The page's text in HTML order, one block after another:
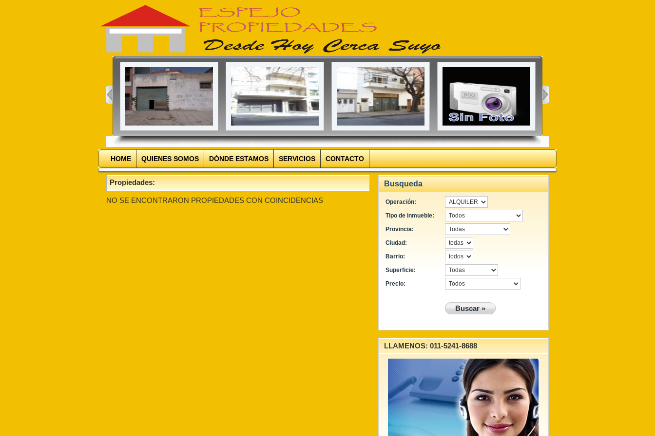
HOME QUIENES SOMOS DÓNDE ESTAMOS SERVICIOS CONTACTO
Propiedades:
NO SE ENCONTRARON PROPIEDADES CON COINCIDENCIAS
Busqueda
Operación:
Tipo de inmueble:
Provincia:
Ciudad:
Barrio:
Superficie:
Precio:
LLAMENOS: 011-5241-8688